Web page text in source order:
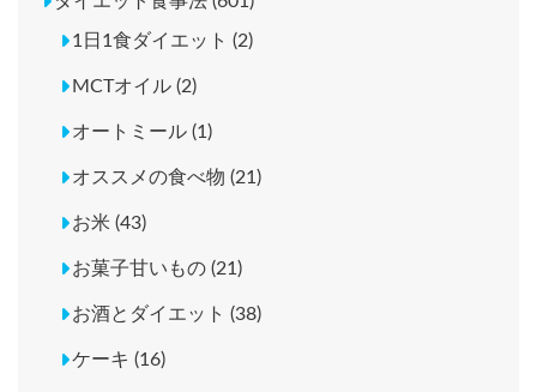
1日1食ダイエット (2)
MCTオイル (2)
オートミール (1)
オススメの食べ物 (21)
お米 (43)
お菓子甘いもの (21)
お酒とダイエット (38)
ケーキ (16)